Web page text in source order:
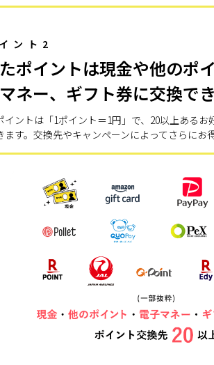
ント2
ポイントは現金や他のポイ
ネー、ギフト券に交換で
イントは「1ポイント＝1円」で、20以上あるお
ます。交換先やキャンペーンによってさらにお